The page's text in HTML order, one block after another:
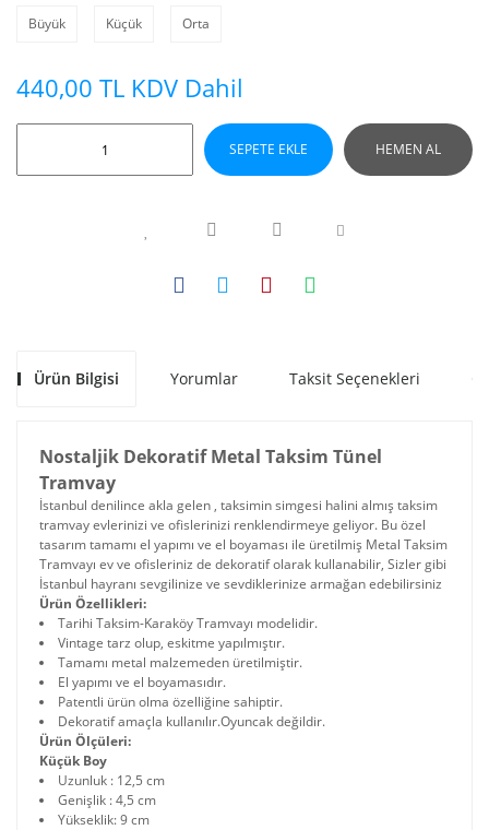
Büyük Küçük Orta
440,00 TL KDV Dahil
SEPETE EKLE HEMEN AL
Ürün Bilgisi Yorumlar Taksit Seçenekleri
Nostaljik Dekoratif Metal Taksim Tünel
Tramvay
İstanbul denilince akla gelen , taksimin simgesi halini almış taksim
tramvay evlerinizi ve ofislerinizi renklendirmeye geliyor. Bu özel
tasarım tamamı el yapımı ve el boyaması ile üretilmiş Metal Taksim
Tramvayı ev ve ofisleriniz de dekoratif olarak kullanabilir, Sizler gibi
İstanbul hayranı sevgilinize ve sevdiklerinize armağan edebilirsiniz
Ürün Özellikleri:
Tarihi Taksim-Karaköy Tramvayı modelidir.
Vintage tarz olup, eskitme yapılmıştır.
Tamamı metal malzemeden üretilmiştir.
El yapımı ve el boyamasıdır.
Patentli ürün olma özelliğine sahiptir.
Dekoratif amaçla kullanılır.Oyuncak değildir.
Ürün Ölçüleri:
Küçük Boy
Uzunluk : 12,5 cm
Genişlik : 4,5 cm
Yükseklik: 9 cm